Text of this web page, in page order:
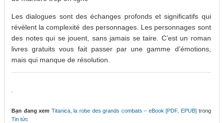
Les dialogues sont des échanges profonds et significatifs qui
révèlent la complexité des personnages. Les personnages sont
des notes qui se jouent, sans jamais se taire. C’est un roman
livres gratuits vous fait passer par une gamme d’émotions,
mais qui manque de résolution.
Bạn đang xem Titanica, la robe des grands combats – eBook [PDF, EPUB] trong
Tin tức